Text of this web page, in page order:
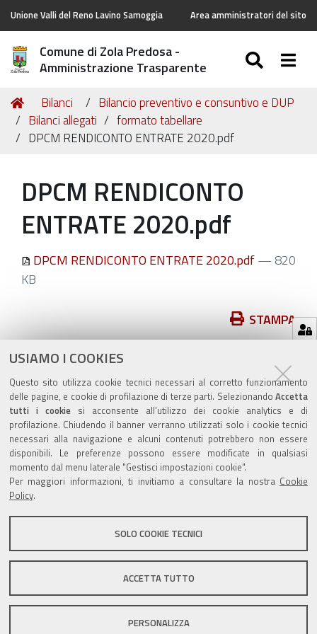
USIAMO I COOKIES
Questo sito utilizza cookie tecnici necessari al corretto funzionamento
delle pagine, e cookie di profilazione di terze parti. Selezionando Accetta
tutti i cookiesi acconsente all’utilizzo dei cookie analytics e di
profilazione. Chiudendo il banner verranno utilizzati solo i cookie tecnici
necessari alla navigazione e alcuni contenuti potrebbero non essere
disponibili. Le preferenze possono essere modificate in qualsiasi
momento dal menu laterale "Gestisci impostazioni cookie".
Per maggiori informazioni, ti invitiamo a consultare la nostra Cookie
Policy.
SOLO COOKIE TECNICI
ACCETTA TUTTO
PERSONALIZZA
Unione Valli del Reno Lavino Samoggia Area amministratori del sito
Comune di Zola Predosa -
Amministrazione Trasparente
Tu
sei
qui:
Home
Bilanci
Bilancio preventivo e consuntivo e DUP
Bilanci allegati
formato tabellare
DPCM RENDICONTO ENTRATE 2020.pdf
DPCM RENDICONTO
ENTRATE 2020.pdf
DPCM RENDICONTO ENTRATE 2020.pdf— 820
KB
sul
documento
STAMPA
ultima modifica
Valuta questo sito
Sito istituzionale Comune di Zola Predosa
Privacy policy|DPO|Accessibilità